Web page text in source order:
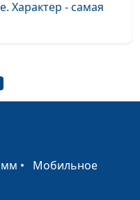
практического
практического
практического
Характер - самая
• Мобильное